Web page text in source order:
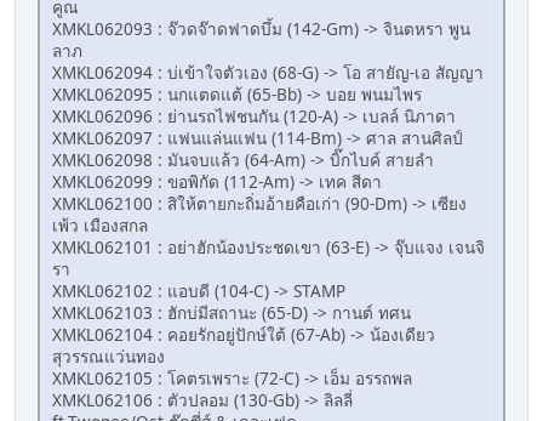
คูณ
XMKL062093 : จ๊วดจ๊าดฟาดบึ้ม (142-Gm) -> จินตหรา พูน
ลาภ
XMKL062094 : บ่เข้าใจตัวเอง (68-G) -> โอ สายัญ-เอ สัญญา
XMKL062095 : นกแตดแต้ (65-Bb) -> บอย พนมไพร
XMKL062096 : ย่านรถไฟชนกัน (120-A) -> เบลล์ นิภาดา
XMKL062097 : แฟนแล่นแฟน (114-Bm) -> ศาล สานศิลป์
XMKL062098 : มันจบแล้ว (64-Am) -> บิ๊กไบค์ สายลำ
XMKL062099 : ขอพิกัด (112-Am) -> เทค สีดา
XMKL062100 : สิให้ตายกะถิ่มอ้ายคือเก่า (90-Dm) -> เซียง
เพ้ว เมืองสกล
XMKL062101 : อย่าฮักน้องประชดเขา (63-E) -> จุ๊บแจง เจนจิ
รา
XMKL062102 : แอบดี (104-C) -> STAMP
XMKL062103 : ฮักบ่มีสถานะ (65-D) -> กานต์ ทศน
XMKL062104 : คอยรักอยู่ปักษ์ใต้ (67-Ab) -> น้องเดียว
สุวรรณแว่นทอง
XMKL062105 : โคตรเพราะ (72-C) -> เอ็ม อรรถพล
XMKL062106 : ตัวปลอม (130-Gb) -> ลิลลี่